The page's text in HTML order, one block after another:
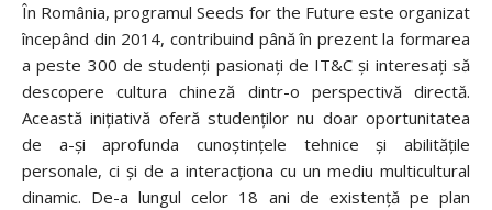
În România, programul Seeds for the Future este organizat
începând din 2014, contribuind până în prezent la formarea
a peste 300 de studenți pasionați de IT&C și interesați să
descopere cultura chineză dintr-o perspectivă directă.
Această inițiativă oferă studenților nu doar oportunitatea
de a-și aprofunda cunoștințele tehnice și abilitățile
personale, ci și de a interacționa cu un mediu multicultural
dinamic. De-a lungul celor 18 ani de existență pe plan